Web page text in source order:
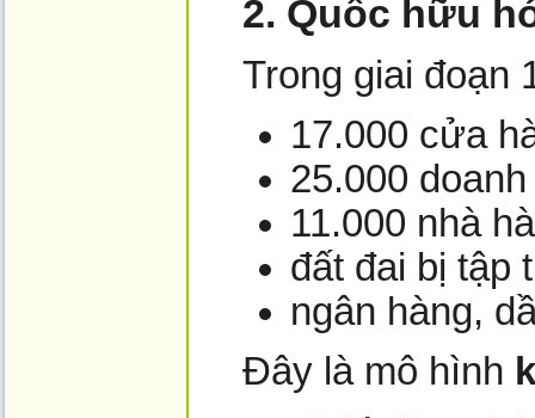
2. Quốc hữu
Trong giai đoạn
17.000 cửa
25.000
11.000 nhà
đất đai bị tập
ngân hàng,
Đây là mô hình